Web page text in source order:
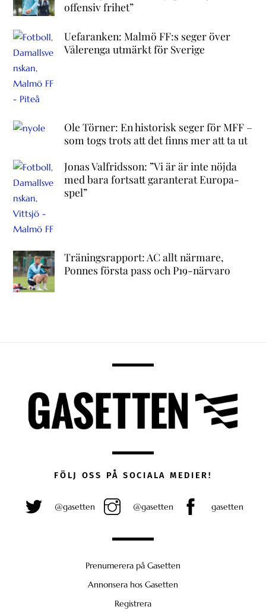
offensiv frihet”
Uefaranken: Malmö FF:s seger över
Vålerenga utmärkt för Sverige
Ole Törner: En historisk seger för MFF –
som togs trots att det finns mer att ta ut
Jonas Valfridsson: ”Vi är är inte nöjda
med bara fortsatt garanterat Europa-
spel”
Träningsrapport: AC allt närmare,
Ponnes första pass och P19-närvaro
FÖLJ OSS PÅ SOCIALA MEDIER!
@gasetten @gasetten gasetten
Prenumerera på Gasetten
Annonsera hos Gasetten
Registrera